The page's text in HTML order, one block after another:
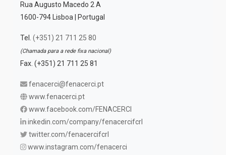
Rua Augusto Macedo 2 A
1600-794 Lisboa | Portugal
Tel. (+351) 21 711 25 80
(Chamada para a rede fixa nacional)
Fax. (+351) 21 711 25 81
fenacerci@fenacerci.pt
www.fenacerci.pt
www.facebook.com/FENACERCI
inkedin.com/company/fenacercifcrl
twitter.com/fenacercifcrl
www.instagram.com/fenacerci